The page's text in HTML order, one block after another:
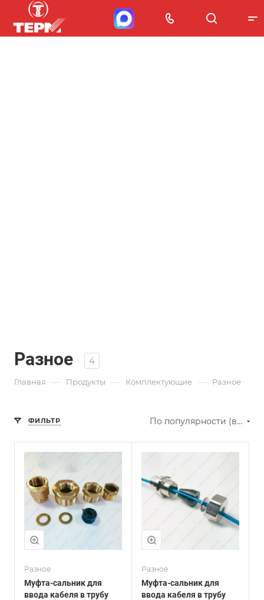
Разное 4
Главная — Продукты — Комплектующие — Разное
ФИЛЬТР По популярности (возрастание)
Разное
Муфта-сальник для
ввода кабеля в трубу
Разное
Муфта-сальник для
ввода кабеля в трубу